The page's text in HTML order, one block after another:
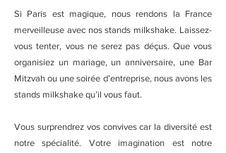
Si Paris est magique, nous rendons la France
merveilleuse avec nos stands milkshake. Laissez-
vous tenter, vous ne serez pas déçus. Que vous
organisiez un mariage, un anniversaire, une Bar
Mitzvah ou une soirée d’entreprise, nous avons les
stands milkshake qu’il vous faut.
Vous surprendrez vos convives car la diversité est
notre spécialité. Votre imagination est notre